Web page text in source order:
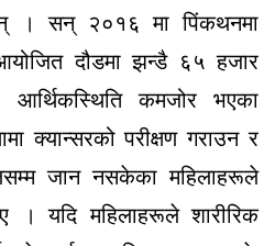
। सन् २०१६ मा पिंकथनमा
दौडमा झन्डै ६५ हजार
कमजोर भएका
क्यान्सरको परीक्षण गराउन र
जान नसकेका महिलाहरूले
। यदि महिलाहरूले शारीरिक